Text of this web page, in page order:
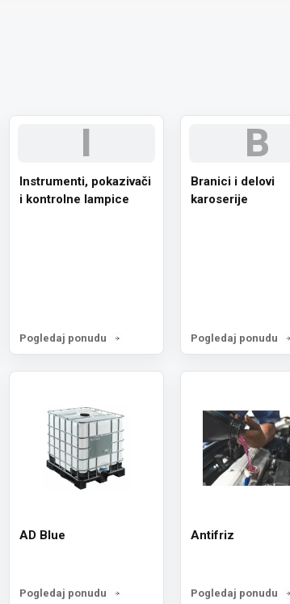
I
Instrumenti, pokazivači
i kontrolne lampice
Pogledaj ponudu
B
Branici i delovi
karoserije
Pogledaj ponudu
AD Blue
Pogledaj ponudu
Antifriz
Pogledaj ponudu